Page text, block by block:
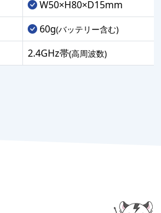
W50×H80×D15mm
60g(バッテリー含む)
2.4GHz帯(高周波数)